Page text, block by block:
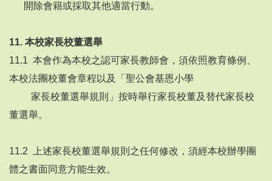
開除會籍或採取其他適當行動。
11. 本校家長校董選舉
11.1 本會作為本校之認可家長教師會，須依照教育條例、
本校法團校董會章程以及「聖公會基恩小學
家長校董選舉規則」按時舉行家長校董及替代家長校
董選舉。
11.2 上述家長校董選舉規則之任何修改，須經本校辦學團
體之書面同意方能生效。